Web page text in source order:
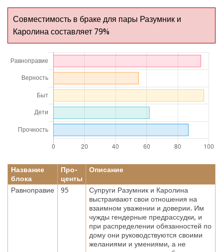
Совместимость в браке для пары Разумник и
Каролина составляет 79%
Название
блока
Про-
центы
Описание
Равноправие 95
Супруги Разумник и Каролина
выстраивают свои отношения на
взаимном уважении и доверии. Им
чужды гендерные предрассудки, и
при распределении обязанностей по
дому они руководствуются своими
желаниями и умениями, а не